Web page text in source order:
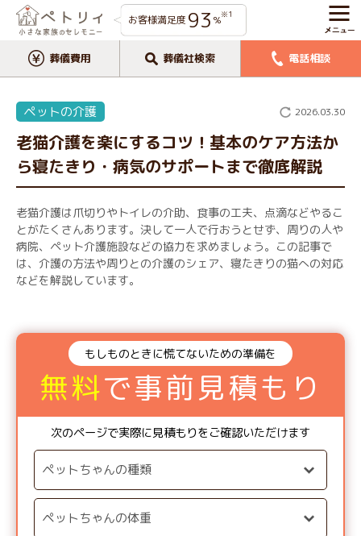
お客様満足度 93 %※1
葬儀費用 葬儀社検索 電話相談
ペットの介護 2026.03.30
老猫介護を楽にするコツ！基本のケア方法か
ら寝たきり・病気のサポートまで徹底解説
老猫介護は爪切りやトイレの介助、食事の工夫、点滴などやるこ
とがたくさんあります。決して一人で行おうとせず、周りの人や
病院、ペット介護施設などの協力を求めましょう。この記事で
は、介護の方法や周りとの介護のシェア、寝たきりの猫への対応
などを解説しています。
もしものときに慌てないための準備を
無料で事前見積もり
次のページで実際に見積もりをご確認いただけます